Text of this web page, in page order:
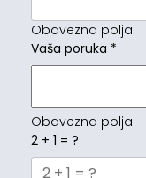
Obavezna polja.
Vaša poruka *
Obavezna polja.
2 + 1 = ?